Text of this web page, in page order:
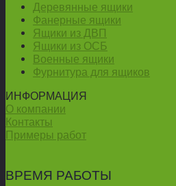
Деревянные ящики
Фанерные ящики
Ящики из ДВП
Ящики из ОСБ
Военные ящики
Фурнитура для ящиков
ИНФОРМАЦИЯ
О компании
Контакты
Примеры работ
ВРЕМЯ РАБОТЫ